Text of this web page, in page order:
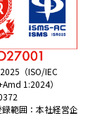
（ISO/IEC
1:2024）
範囲：本社経営企